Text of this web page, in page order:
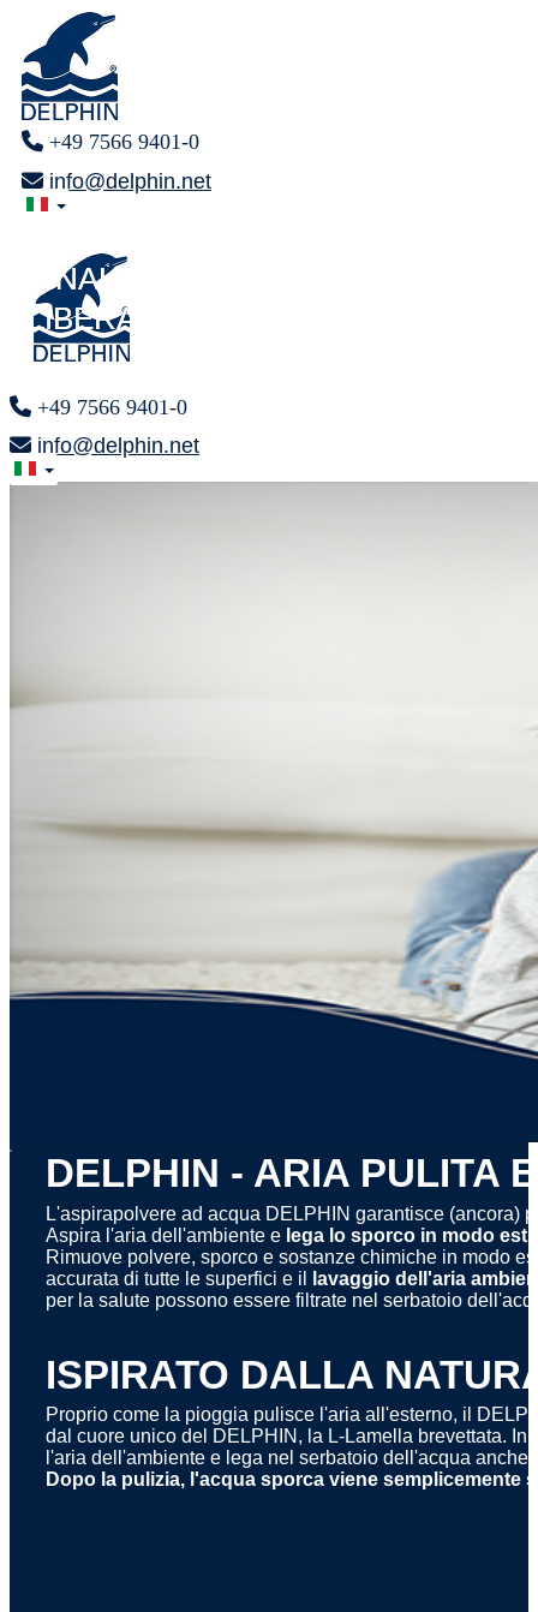
+49 7566 9401-0
info@delphin.net
+49 7566 9401-0
info@delphin.net
FINALMENTE
LIBERAMENTE
x
DELPHIN - ARIA PULITA
L'aspirapolvere ad acqua DELPHIN garantisce (ancora)
Aspira l'aria dell'ambiente e lega lo sporco in modo
Rimuove polvere, sporco e sostanze chimiche in modo
accurata di tutte le superfici e il
lavaggio dell'aria
per la salute possono essere filtrate nel serbatoio
ISPIRATO DALLA
Proprio come la pioggia pulisce l'aria all'esterno, il
dal cuore unico del DELPHIN, la L-Lamella brevettata.
l'aria dell'ambiente e lega nel serbatoio dell'acqua
Dopo la pulizia, l'acqua sporca viene semplicemente
FINALMENTE
LIBERAMENTE